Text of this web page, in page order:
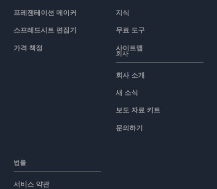
프레젠테이션 메이커
스프레드시트 편집기
가격 책정
지식
무료 도구
사이트맵
회사
회사 소개
새 소식
보도 자료 키트
문의하기
법률
서비스 약관